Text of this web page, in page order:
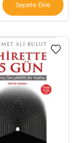
Sepete Ekle